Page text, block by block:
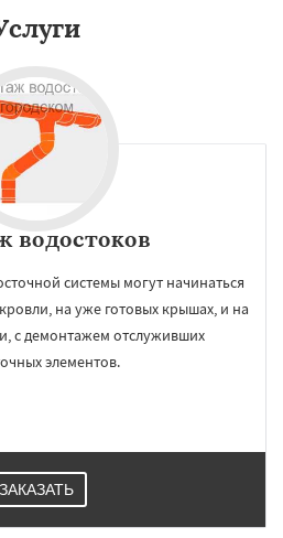
водостоков
системы могут начинаться
на уже готовых крышах, и на
с демонтажем отслуживших
элементов.
ЗАКАЗАТЬ